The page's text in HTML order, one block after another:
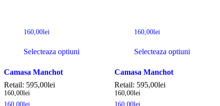
160,00lei
Selecteaza optiuni
Camasa Manchot
Retail: 595,00lei
160,00lei
160,00lei
160,00lei
Selecteaza optiuni
Camasa Manchot
Retail: 595,00lei
160,00lei
160,00lei